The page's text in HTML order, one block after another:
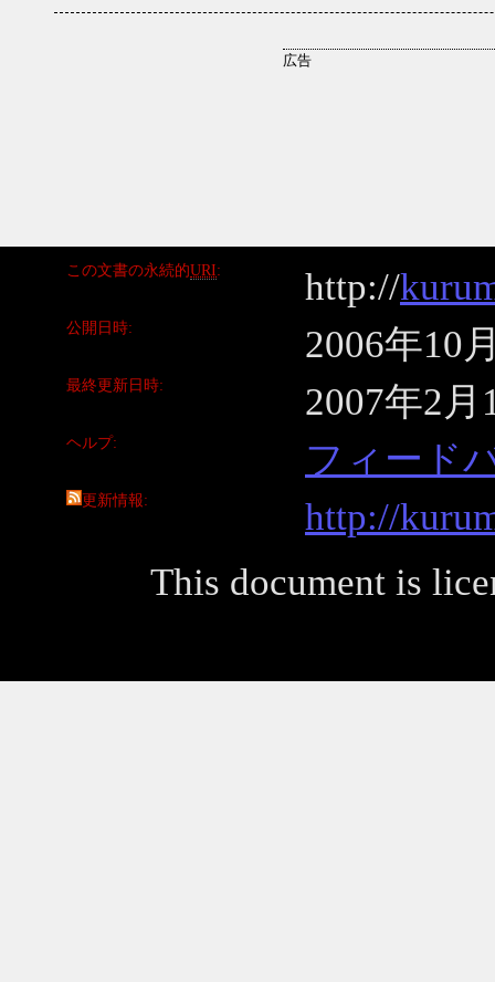
この文書の永続的URI http://
公開日時 2006年10
最終更新日時 2007年2
ヘルプ フィード
更新情報
http://
This document is